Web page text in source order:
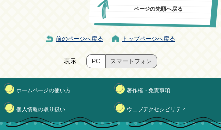
ページの先頭へ戻る
前のページへ戻る トップページへ戻る
表示 PC スマートフォン
ホームページの使い方 著作権・免責事項
個人情報の取り扱い ウェブアクセシビリティ